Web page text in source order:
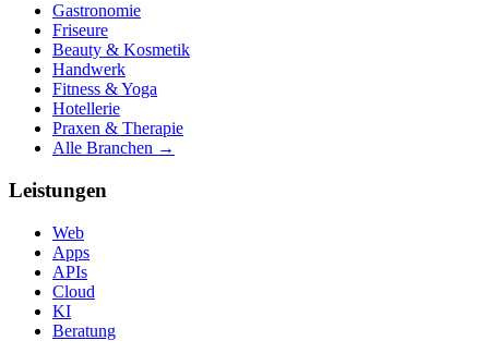
Gastronomie
Friseure
Beauty & Kosmetik
Handwerk
Fitness & Yoga
Hotellerie
Praxen & Therapie
Alle Branchen →
Leistungen
Web
Apps
APIs
Cloud
KI
Beratung